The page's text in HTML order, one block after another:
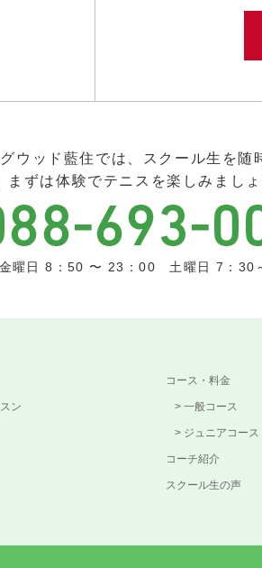
ウッド藍住では、スクール生を随
まずは体験でテニスを楽しみましょ
曜日 8：50 〜 23：00 土曜日 7：
ン
コース・料金
一般コース
ジュニアコース
コーチ紹介
スクール生の声